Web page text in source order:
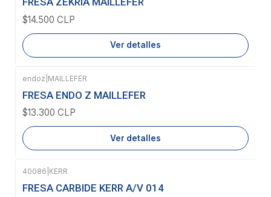
$14.500 CLP
Ver detalles
Agotado
endoz MAILLEFER
FRESA ENDO Z MAILLEFER
$13.300 CLP
Ver detalles
Agotado
40086 KERR
FRESA CARBIDE KERR A/V 014